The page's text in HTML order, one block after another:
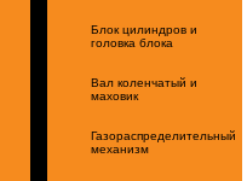
Блок цилиндров и
головка блока
Вал коленчатый и
маховик
Газораспределительный
механизм